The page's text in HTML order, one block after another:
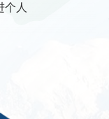
个人